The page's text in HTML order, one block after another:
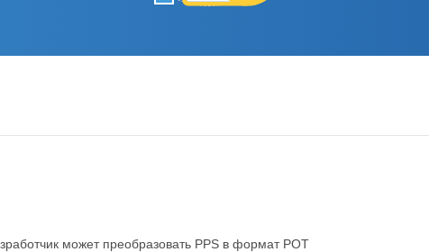
может преобразовать PPS в формат POT